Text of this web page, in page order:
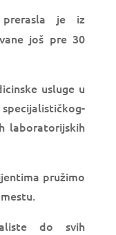
je iz
još pre 30
usluge u
laboratorijskih
pružimo
do svih